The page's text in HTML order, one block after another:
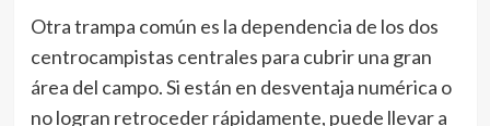
Otra trampa común es la dependencia de los dos
centrocampistas centrales para cubrir una gran
área del campo. Si están en desventaja numérica o
no logran retroceder rápidamente, puede llevar a